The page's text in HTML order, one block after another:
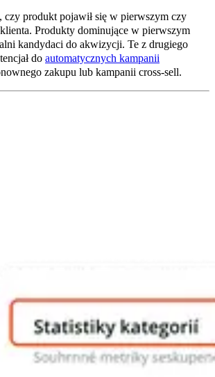
czy produkt pojawił się w pierwszym czy
Produkty dominujące w pierwszym
kandydaci do akwizycji. Te z drugiego
do automatycznych kampanii
zakupu lub kampanii cross-sell.